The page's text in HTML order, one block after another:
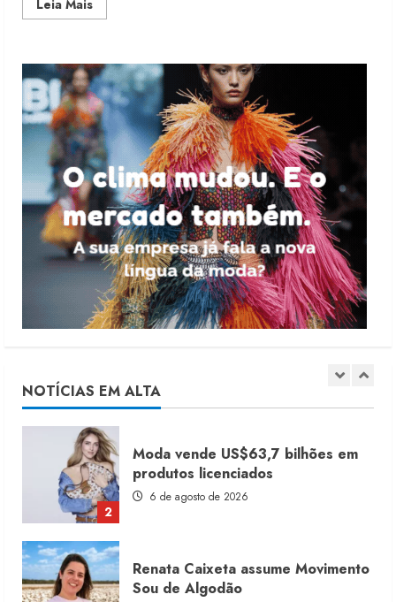
Leia MaisRead
more
Lona
PET
NOTÍCIAS EM ALTA
5
Projeto testa passaporte digital na
moda nacional
4 de agosto de 2026
1
Dia dos Pais reforça retomada da
moda no varejo
7 de agosto de 2026
2
6 de agosto de 2026
3
Renata Caixeta assume Movimento
Sou de Algodão
5 de agosto de 2026
Fakini prevê R$345 milhões de
receita em 2026